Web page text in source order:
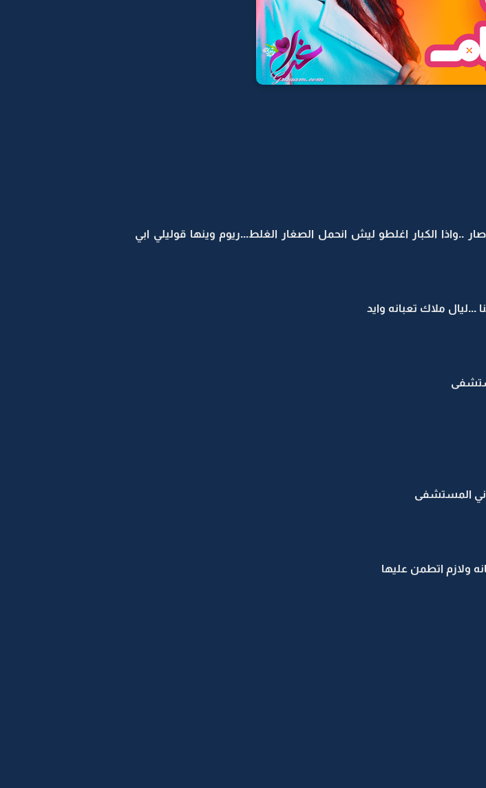
..واذا الكبار اغلطو ليش انحمل الصغار الغلط...ريوم وينها قوليلي ابي
ملاك تعبانه وايد
المستشفى
ولازم اتطمن عليها